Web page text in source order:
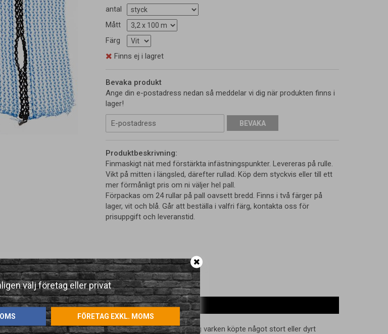
välj företag eller privat
FÖRETAG EXKL. MOMS
antal
Mått
Färg
Finns ej i lagret
Bevaka produkt
Ange din e-postadress nedan så meddelar vi dig när produkten finns i
lager!
BEVAKA
Produktbeskrivning:
Finmaskigt nät med förstärkta infästningspunkter. Levereras på rulle.
Vikt på mitten i längsled, därefter rullad. Köp dem styckvis eller till ett
mer förmånligt pris om ni väljer hel pall.
Förpackas om 24 rullar på pall oavsett bredd. Finns i två färger på
lager, vit och blå. Går att beställa i valfri färg, kontakta oss för
prisuppgift och leveranstid.
var otrolig snabb! Jag är imponerad. Trots att jag varken köpte något stort eller dyrt